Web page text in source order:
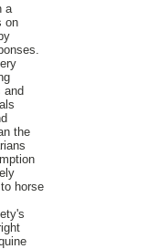
a
on
and
the
horse